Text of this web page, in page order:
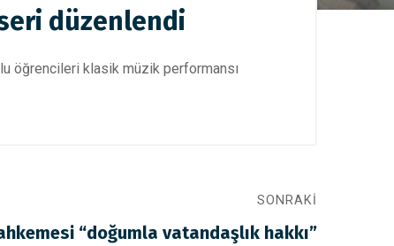
düzenlendi
öğrencileri klasik müzik performansı
SONRAKI
“doğumla vatandaşlık hakkı”